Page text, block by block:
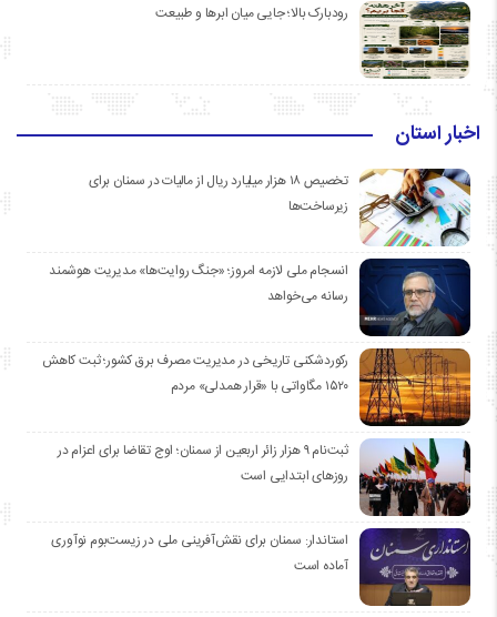
رودبارک بالا؛ جایی میان ابرها و طبیعت
اخبار استان
تخصیص ۱۸ هزار میلیارد ریال از مالیات در سمنان برای
زیرساخت‌ها
انسجام ملی لازمه امروز؛ «جنگ روایت‌ها» مدیریت هوشمند
رسانه می‌خواهد
رکوردشکنی تاریخی در مدیریت مصرف برق کشور؛ ثبت کاهش
۱۵۲۰ مگاواتی با «قرار همدلی» مردم
ثبت‌نام ۹ هزار زائر اربعین از سمنان؛ اوج تقاضا برای اعزام در
روزهای ابتدایی است
استاندار: سمنان برای نقش‌آفرینی ملی در زیست‌بوم نوآوری
آماده است